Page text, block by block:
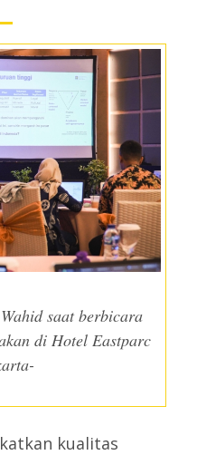
saat berbicara
di Hotel Eastparc
kualitas